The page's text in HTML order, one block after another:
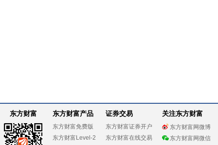
东方财富 东方财富产品
东方财富免费版
东方财富Level-2
证券交易
东方财富证券开户
东方财富在线交易
关注东方财富
东方财富网微博
东方财富网微信